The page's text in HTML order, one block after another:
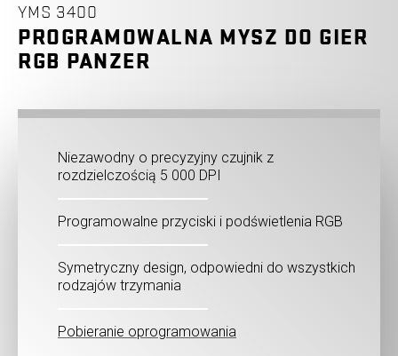
YMS 3400
PROGRAMOWALNA MYSZ DO GIER
RGB PANZER
Niezawodny o precyzyjny czujnik z
rozdzielczością 5 000 DPI
Programowalne przyciski i podświetlenia RGB
Symetryczny design, odpowiedni do wszystkich
rodzajów trzymania
Pobieranie oprogramowania